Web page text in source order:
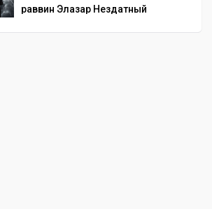
раввин Элазар Нездатный